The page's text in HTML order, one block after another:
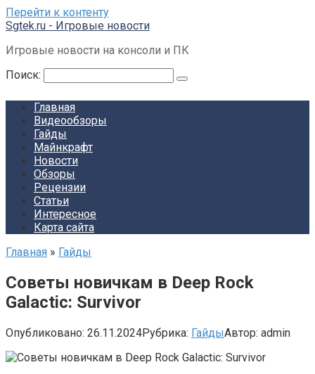
Перейти к контенту
Sgtek.ru - Игровые новости
Игровые новости на консоли и ПК
Поиск:
Главная
Видеообзоры
Гайды
Майнкрафт
Новости
Обзоры
Рецензии
Статьи
Интересное
Карта сайта
Главная » Гайды
Советы новичкам в Deep Rock
Galactic: Survivor
Опубликовано: 26.11.2024Рубрика: ГайдыАвтор: admin